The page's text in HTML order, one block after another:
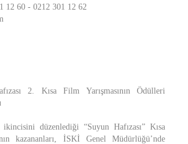
12 60 - 0212 301 12 62
2. Kısa Film Yarışmasının Ödülleri
düzenlediği “Suyun Hafızası” Kısa
kazananları, İSKİ Genel Müdürlüğü’nde